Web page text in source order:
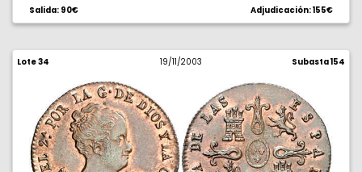
Salida: 90€ Adjudicación: 155€
Lote 34 19/11/2003 Subasta 154